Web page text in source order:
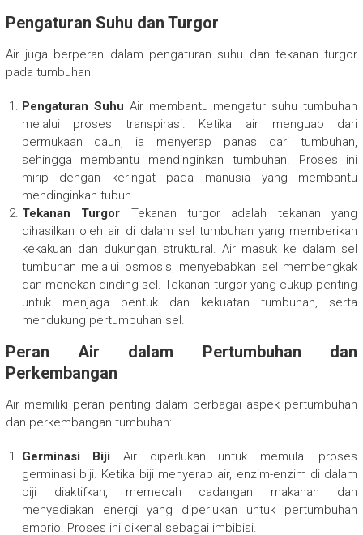
Pengaturan Suhu dan Turgor
Air juga berperan dalam pengaturan suhu dan tekanan turgor
pada tumbuhan:
Pengaturan Suhu Air membantu mengatur suhu tumbuhan
melalui proses transpirasi. Ketika air menguap dari
permukaan daun, ia menyerap panas dari tumbuhan,
sehingga membantu mendinginkan tumbuhan. Proses ini
mirip dengan keringat pada manusia yang membantu
mendinginkan tubuh.
Tekanan Turgor Tekanan turgor adalah tekanan yang
dihasilkan oleh air di dalam sel tumbuhan yang memberikan
kekakuan dan dukungan struktural. Air masuk ke dalam sel
tumbuhan melalui osmosis, menyebabkan sel membengkak
dan menekan dinding sel. Tekanan turgor yang cukup penting
untuk menjaga bentuk dan kekuatan tumbuhan, serta
mendukung pertumbuhan sel.
Peran Air dalam Pertumbuhan dan
Perkembangan
Air memiliki peran penting dalam berbagai aspek pertumbuhan
dan perkembangan tumbuhan:
Germinasi Biji Air diperlukan untuk memulai proses
germinasi biji. Ketika biji menyerap air, enzim-enzim di dalam
biji diaktifkan, memecah cadangan makanan dan
menyediakan energi yang diperlukan untuk pertumbuhan
embrio. Proses ini dikenal sebagai imbibisi.